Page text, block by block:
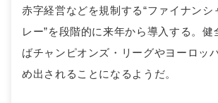
赤字経営などを規制する“ファイナンシ
レー”を段階的に来年から導入する。健
ばチャンピオンズ・リーグやヨーロッ
め出されることになるようだ。